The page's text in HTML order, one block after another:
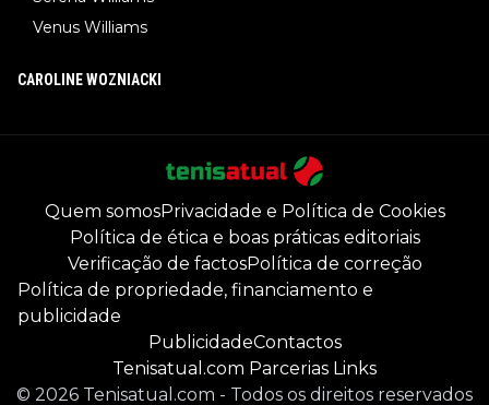
Venus Williams
CAROLINE WOZNIACKI
Quem somosPrivacidade e Política de Cookies
Política de ética e boas práticas editoriais
Verificação de factosPolítica de correção
Política de propriedade, financiamento e
publicidade
PublicidadeContactos
Tenisatual.com Parcerias Links
© 2026 Tenisatual.com - Todos os direitos reservados